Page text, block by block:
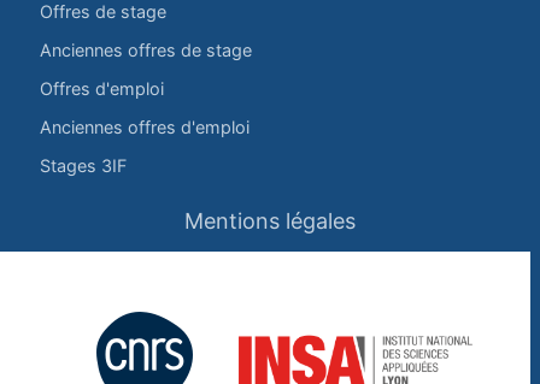
Offres de stage
Anciennes offres de stage
Offres d'emploi
Anciennes offres d'emploi
Stages 3IF
Mentions légales